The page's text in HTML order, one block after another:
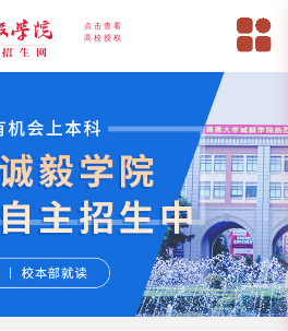
点击查看
高校授权